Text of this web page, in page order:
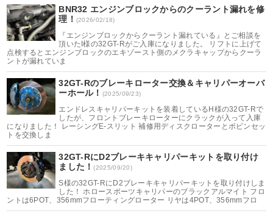
BNR32 エンジンブロックからのクーラント漏れを修
理！ (2026/02/18)
『エンジンブロックからクーラント漏れている』とご相談を
頂いたI様の32GT-Rがご入庫になりました。 リフトに上げて
点検するとエンジンブロックのエキゾースト側のメクラキャップからクーラ
ントが漏れていま
32GT-Rのブレーキローター交換＆キャリパーオーバ
ーホール！ (2025/09/23)
エンドレスキャリパーキットを装着しているH様の32GT-Rで
したが、フロントブレーキローターにクラックが入って入庫
になりました！ レーシングE-スリット 補修用ディスクローターとボビンセッ
トを交換しま
32GT-RにD2ブレーキキャリパーキットを取り付け
ました！(2025/09/20)
S様の32GT-RにD2ブレーキキャリパーキットを取り付けしま
した！ ホロースポーツキャリパーのブラックアルマイト フロ
ントは6POT、356mmフローティングローター リヤは4POT、356mmフロ